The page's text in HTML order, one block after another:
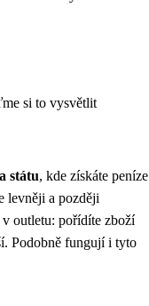
si to vysvětlit
státu, kde získáte peníze
levněji a později
v outletu: pořídíte zboží
Podobně fungují i tyto